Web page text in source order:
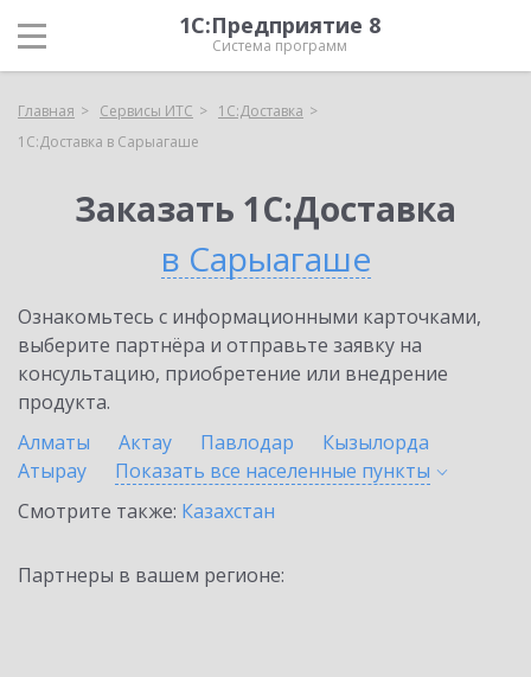
1С:Предприятие 8
Система программ
Главная Сервисы ИТС
1С:Доставка
1С:Доставка в Сарыагаше
Заказать 1С:Доставка
в Сарыагаше
Ознакомьтесь с информационными карточками,
выберите партнёра и отправьте заявку на
консультацию, приобретение или внедрение
продукта.
Алматы
Актау Павлодар
Кызылорда
Атырау
Показать все населенные пункты
Смотрите также: Казахстан
Партнеры в вашем регионе: